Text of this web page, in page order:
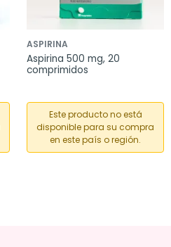
ASPIRINA
Aspirina 500 mg, 20
comprimidos
Este producto no está
disponible para su compra
en este país o región.